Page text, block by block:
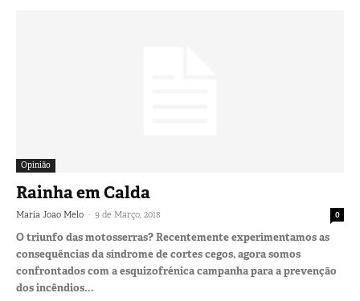
Opinião
Rainha em Calda
Maria Joao Melo - 9 de Março, 2018 0
O triunfo das motosserras? Recentemente experimentamos as
consequências da síndrome de cortes cegos, agora somos
confrontados com a esquizofrénica campanha para a prevenção
dos incêndios...